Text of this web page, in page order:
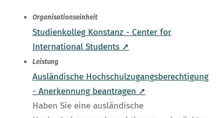
Organisationseinheit
Studienkolleg Konstanz - Center for
International Students ➚
Leistung
Ausländische Hochschulzugangsberechtigung
- Anerkennung beantragen ➚
Haben Sie eine ausländische